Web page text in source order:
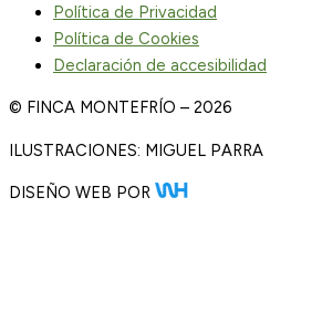
Política de Privacidad
Política de Cookies
Declaración de accesibilidad
© FINCA MONTEFRÍO – 2026
ILUSTRACIONES: MIGUEL PARRA
DISEÑO WEB POR